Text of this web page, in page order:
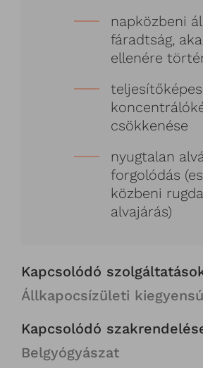
napközbeni
fáradtság,
ellenére
csökkenése
nyugtalan
forgolódás
közbeni
alvajárás)
Kapcsolódó
Állkapocsízületi
Kapcsolódó
Belgyógyászat